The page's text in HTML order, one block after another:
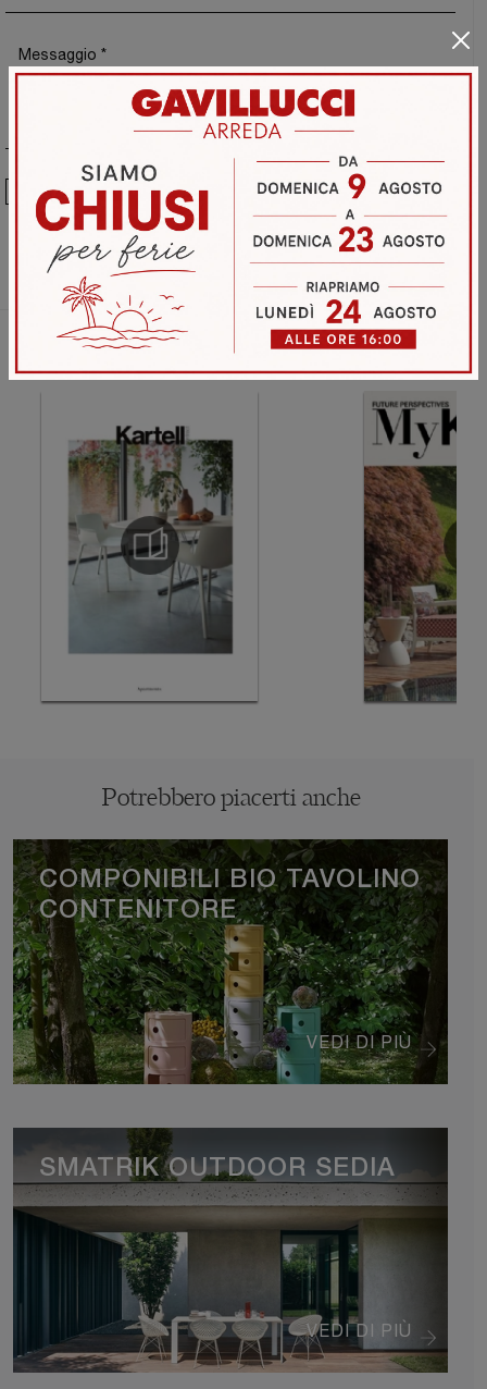
Sfoglia i cataloghi
Ho preso visione dellaPrivacy Policy
Potrebbero piacerti anche
VEDI DI PIÙ
COMPONIBILI BIO TAVOLINO
CONTENITORE
VEDI DI PIÙ
SMATRIK OUTDOOR SEDIA